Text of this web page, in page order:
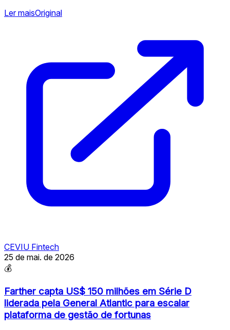
Ler maisOriginal
CEVIU Fintech
25 de mai. de 2026
💰
Farther capta US$ 150 milhões em Série D
liderada pela General Atlantic para escalar
plataforma de gestão de fortunas